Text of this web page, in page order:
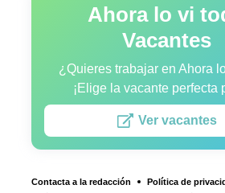
Ahora lo vi
Vacantes
¿Quieres trabajar en Ahora
¡Elige la vacante perfecta
Ver vacantes
Contacta a la redacción
Política de